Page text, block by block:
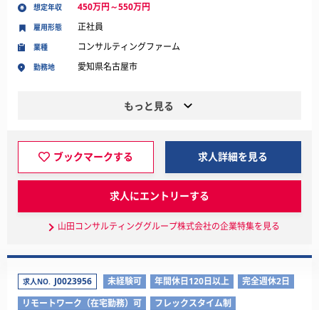
想定年収 450万円～550万円
業種 コンサルティングファーム
勤務地 愛知県名古屋市
雇用形態 正社員
もっと見る
ブックマークする 求人詳細を見る
求人にエントリーする
山田コンサルティンググループ株式会社の企業特集を見る
求人NO. J0023956 未経験可 年間休日120日以上
完全週休2日
リモートワーク（在宅勤務）可
フレックスタイム制